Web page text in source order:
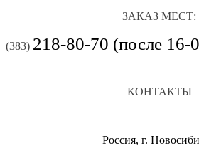
ЗАКАЗ МЕСТ:
(383) 218-80-70 (после 16-
КОНТАКТЫ
Россия, г.